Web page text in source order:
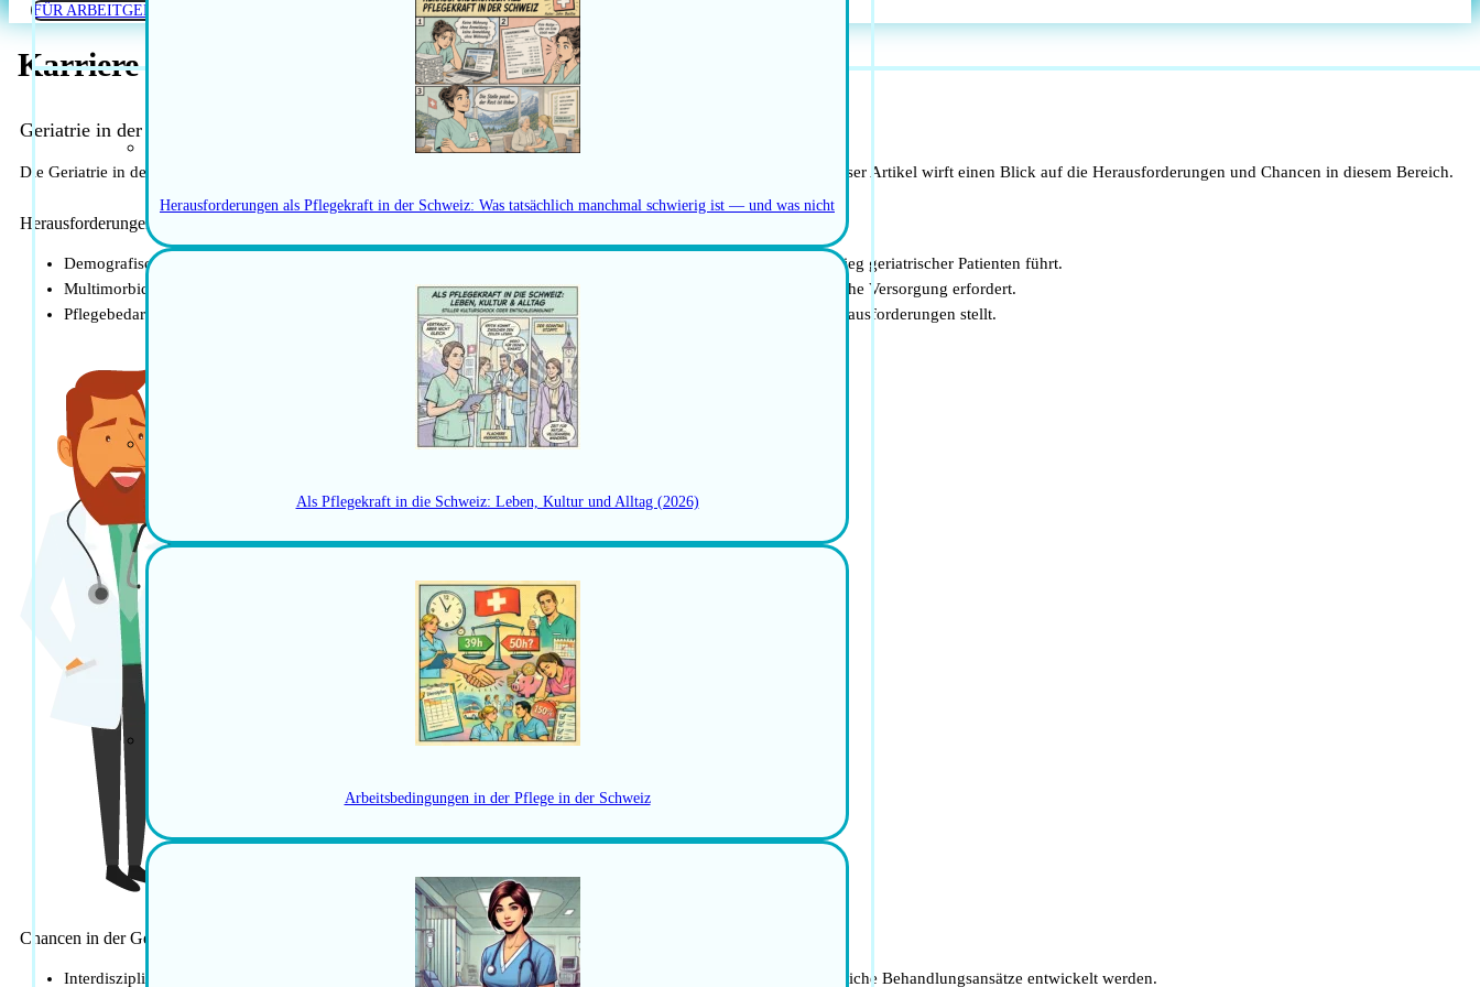
Herausforderungen als Pflegekraft in der Schweiz: Was tatsächlich manchmal schwierig ist — und was nicht
Als Pflegekraft in die Schweiz: Leben, Kultur und Alltag (2026)
Arbeitsbedingungen in der Pflege in der Schweiz
FÜR ARBEITGEBER
Karriere in der Geriatrie in der Schweiz
Geriatrie in der Schweiz: Herausforderungen und Chancen für die alternde Bevölkerung
Die Geriatrie in der Schweiz spielt eine immer wichtigere Rolle angesichts der zunehmenden Zahl älterer Menschen. Dieser Artikel wirft einen Blick auf die Herausforderungen und Chancen in diesem Bereich.
Herausforderungen der Geriatrie in der Schweiz
Demografischer Wandel: Die Schweiz sieht sich mit einer alternden Bevölkerung konfrontiert, was zu einem Anstieg geriatrischer Patienten führt.
Multimorbidität: Ältere Menschen leiden oft an mehreren Krankheiten gleichzeitig, was eine komplexe medizinische Versorgung erfordert.
Pflegebedarf: Mit dem Alter steigt der Bedarf an Pflege und Betreuung, was das Gesundheitssystem vor große Herausforderungen stellt.
Chancen in der Geriatrie
Interdisziplinäre Ansätze: Durch die Zusammenarbeit verschiedener medizinischer Fachbereiche können ganzheitliche Behandlungsansätze entwickelt werden.